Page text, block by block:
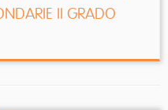
II GRADO